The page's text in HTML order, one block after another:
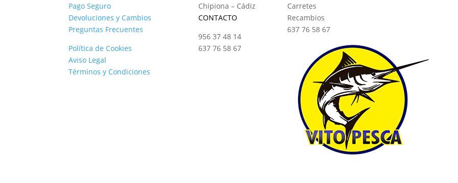
Pago Seguro
Devoluciones y Cambios
Preguntas Frecuentes
Política de Cookies
Aviso Legal
Términos y Condiciones
Chipiona – Cádiz
CONTACTO
956 37 48 14
637 76 58 67
Carretes
Recambios
637 76 58 67